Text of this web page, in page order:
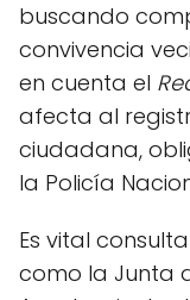
buscando
convivencia
en cuenta el
afecta al
ciudadana,
la Policía
Es vital
como la Junta